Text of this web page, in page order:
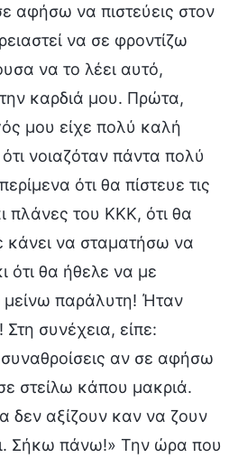
αφήσω να πιστεύεις στον
να σε φροντίζω
να το λέει αυτό,
καρδιά μου. Πρώτα,
μου είχε πολύ καλή
νοιαζόταν πάντα πολύ
ότι θα πίστευε τις
πλάνες του ΚΚΚ, ότι θα
να σταματήσω να
ότι θα ήθελε να με
μείνω παράλυτη! Ήταν
συνέχεια, είπε:
αν σε αφήσω
στείλω κάπου μακριά.
δεν αξίζουν καν να ζουν
Σήκω πάνω!» Την ώρα που